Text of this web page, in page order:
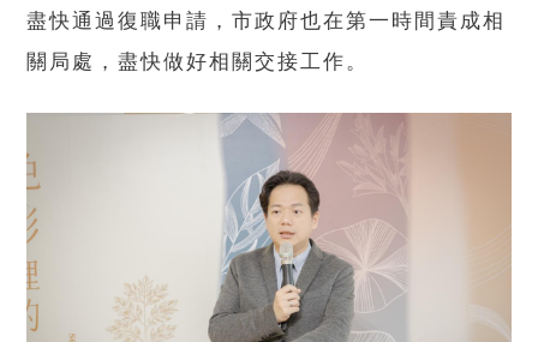
盡快通過復職申請，市政府也在第一時間責成相
關局處，盡快做好相關交接工作。